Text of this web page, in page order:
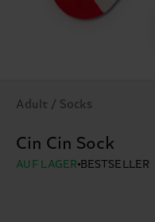
Adult / Socks
Cin Cin Sock
AUF LAGER BESTSELLER